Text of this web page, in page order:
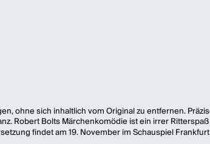
ohne sich inhaltlich vom Original zu entfernen.
Bolts Märchenkomödie ist ein irrer Ritterspaß
findet am 19. November im Schauspiel